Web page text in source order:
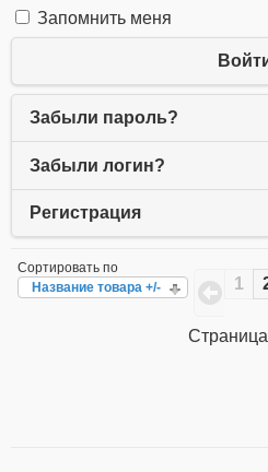
Запомнить меня
Забыли пароль?
Забыли логин?
Регистрация
Сортировать по
Название товара +/-
1